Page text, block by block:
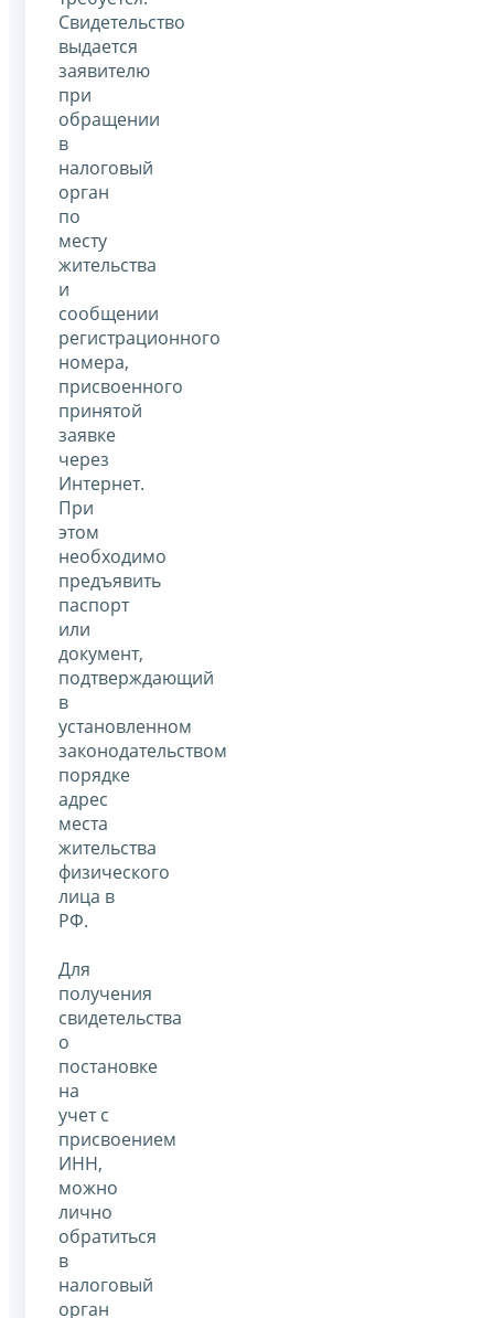
Свидетельство
выдается
заявителю
при
обращении
в
налоговый
орган
по
месту
жительства
и
сообщении
регистрационного
номера,
присвоенного
принятой
заявке
через
Интернет.
При
этом
необходимо
предъявить
паспорт
или
документ,
подтверждающий
в
установленном
законодательством
порядке
адрес
места
жительства
физического
лица в
РФ.
Для
получения
свидетельства
о
постановке
на
учет с
присвоением
ИНН,
можно
лично
обратиться
в
налоговый
орган